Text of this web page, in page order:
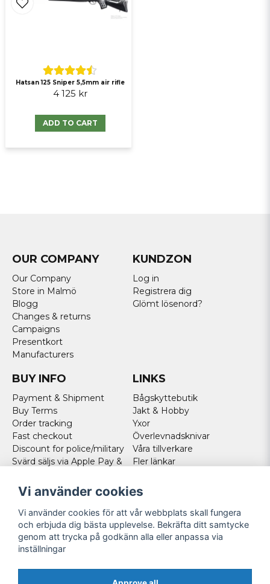
Hatsan 125 Sniper 5,5mm air rifle
4 125 kr
ADD TO CART
OUR COMPANY
Our Company
Store in Malmö
Blogg
Changes & returns
Campaigns
Presentkort
Manufacturers
KUNDZON
Log in
Registrera dig
Glömt lösenord?
BUY INFO
Payment & Shipment
Buy Terms
Order tracking
Fast checkout
Discount for police/military
Svärd säljs via Apple Pay &
Norweigan customers
Cookies
LINKS
Bågskyttebutik
Jakt & Hobby
Yxor
Överlevnadsknivar
Våra tillverkare
Fler länkar
FOLLOW US
Facebook
Instagram
Youtube
Vi använder cookies
Vi använder cookies för att vår webbplats skall fungera
och erbjuda dig bästa upplevelse. Bekräfta ditt samtycke
genom att trycka på godkänn alla eller anpassa via
inställningar